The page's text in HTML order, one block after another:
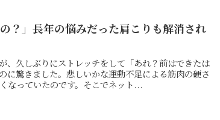
？」長年の悩みだった肩こりも解消され
、久しぶりにストレッチをして「あれ？前はできたは
に驚きました。悲しいかな運動不足による筋肉の硬さ
なっていたのです。そこでネット...